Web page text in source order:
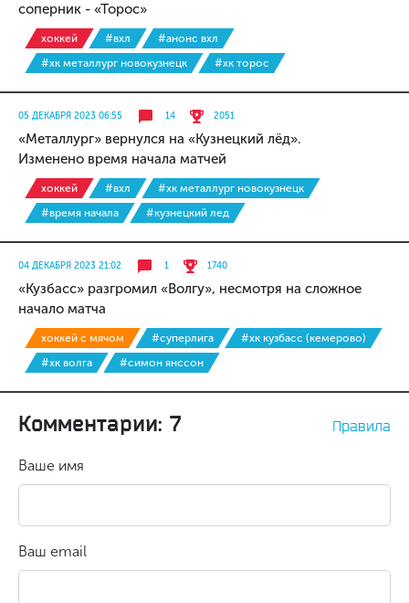
соперник - «Торос»
хоккей #вхл
#анонс вхл
#хк металлург новокузнецк
#хк торос
05 ДЕКАБРЯ 2023 06:55 14 2051
«Металлург» вернулся на «Кузнецкий лёд».
Изменено время начала матчей
хоккей #вхл
#хк металлург новокузнецк
#время начала
#кузнецкий лед
04 ДЕКАБРЯ 2023 21:02 1 1740
«Кузбасс» разгромил «Волгу», несмотря на сложное
начало матча
хоккей с мячом #суперлига
#хк кузбасс (кемерово)
#хк волга
#симон янссон
Комментарии: 7 Правила
Ваше имя
Ваш email